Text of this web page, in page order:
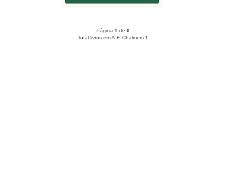
Página 1 de 0
Total livros em A.F. Chalmers 1